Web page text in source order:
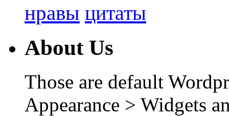
нравы цитаты
About Us
Those are default
Appearance > Widgets